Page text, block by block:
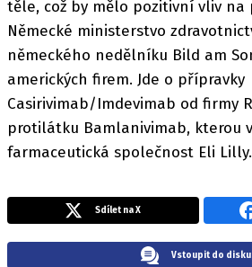
těle, což by mělo pozitivní vliv na
Německé ministerstvo
německého nedělníku Bild am
amerických firem. Jde o přípravky
Casirivimab/Imdevimab od firmy
protilátku Bamlanivimab, kterou
farmaceutická společnost Eli Lilly.
Sdílet na X
Vstoupit do